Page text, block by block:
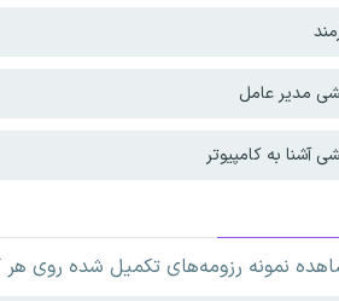
مدیر عامل
آشنا به کامپیوتر
نمونه رزومه‌های تکمیل شده روی هر